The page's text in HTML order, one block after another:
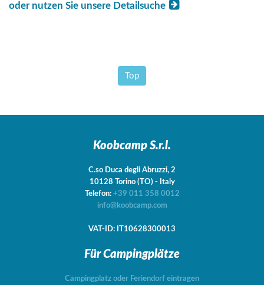
oder nutzen Sie unsere Detailsuche
Top
Koobcamp S.r.l.
C.so Duca degli Abruzzi, 2
10128 Torino (TO) - Italy
Telefon: +39 011 358 0012
info@koobcamp.com
VAT-ID: IT10628300013
Für Campingplätze
Campingplatz oder Feriendorf eintragen